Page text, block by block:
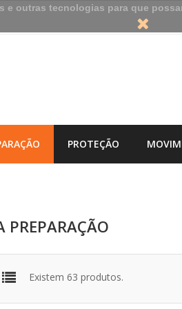
PROTEÇÃO
PREPARAÇÃO
Existem 63 produtos.
e outras tecnologias para que